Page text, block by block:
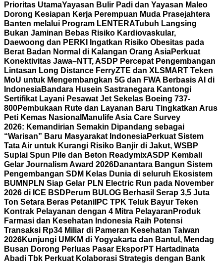
Prioritas UtamaYayasan Bulir Padi dan Yayasan Maleo
Dorong Kesiapan Kerja Perempuan Muda Prasejahtera
Banten melalui Program LENTERATubuh Langsing
Bukan Jaminan Bebas Risiko Kardiovaskular,
Daewoong dan PERKI Ingatkan Risiko Obesitas pada
Berat Badan Normal di Kalangan Orang AsiaPerkuat
Konektivitas Jawa–NTT, ASDP Percepat Pengembangan
Lintasan Long Distance FerryZTE dan XLSMART Teken
MoU untuk Mengembangkan 5G dan FWA Berbasis AI di
IndonesiaBandara Husein Sastranegara Kantongi
Sertifikat Layani Pesawat Jet Sekelas Boeing 737-
800Pembukaan Rute dan Layanan Baru Tingkatkan Arus
Peti Kemas Nasional Manulife Asia Care Survey
2026: Kemandirian Semakin Dipandang sebagai
“Warisan” Baru Masyarakat IndonesiaPerkuat Sistem
Tata Air untuk Kurangi Risiko Banjir di Jakut, WSBP
Suplai Spun Pile dan Beton ReadymixASDP Kembali
Gelar Journalism Award 2026Danantara Bangun Sistem
Pengembangan SDM Kelas Dunia di seluruh Ekosistem
BUMN PLN Siap Gelar PLN Electric Run pada November
2026 di ICE BSD Perum BULOG Berhasil Serap 3,5 Juta
Ton Setara Beras Petani IPC TPK Teluk Bayur Teken
Kontrak Pelayanan dengan 4 Mitra Pelayaran Produk
Farmasi dan Kesehatan Indonesia Raih Potensi
Transaksi Rp34 Miliar di Pameran Kesehatan Taiwan
2026Kunjungi UMKM di Yogyakarta dan Bantul, Mendag
Busan Dorong Perluas Pasar EksporPT Hartadinata
Abadi Tbk Perkuat Kolaborasi Strategis dengan Bank